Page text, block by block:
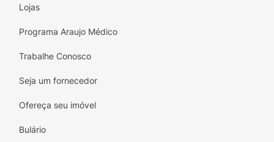
Lojas
Programa Araujo Médico
Trabalhe Conosco
Seja um fornecedor
Ofereça seu imóvel
Bulário